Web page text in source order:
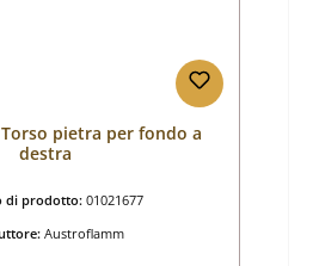
pietra per fondo a
destra
di prodotto: 01021677
Austroflamm